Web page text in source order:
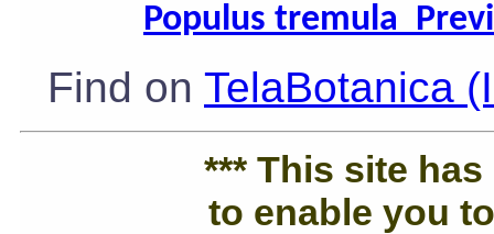
Populus tremula
Find on TelaBotanica
*** This site
to enable you